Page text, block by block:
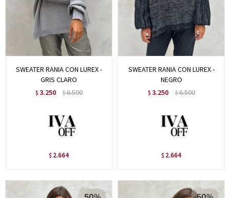
SWEATER RANIA CON LUREX -
GRIS CLARO
$ 3.250 $6.500
$ 2.664
SWEATER RANIA CON LUREX -
NEGRO
$ 3.250 $6.500
$ 2.664